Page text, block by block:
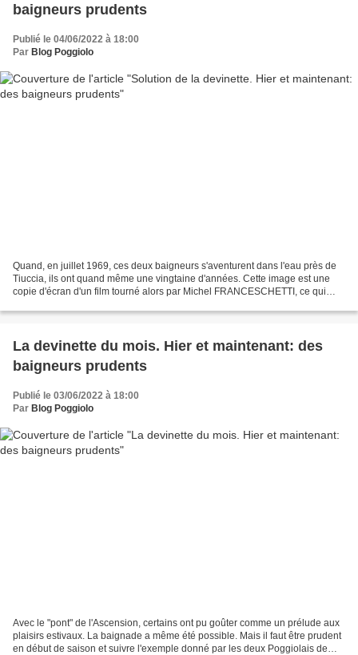
baigneurs prudents
Publié le 04/06/2022 à 18:00
Par Blog Poggiolo
Quand, en juillet 1969, ces deux baigneurs s'aventurent dans l'eau près de
Tiuccia, ils ont quand même une vingtaine d'années. Cette image est une
copie d'écran d'un film tourné alors par Michel FRANCESCHETTI, ce qui
La devinette du mois. Hier et maintenant: des
baigneurs prudents
Publié le 03/06/2022 à 18:00
Par Blog Poggiolo
Avec le "pont" de l'Ascension, certains ont pu goûter comme un prélude aux
plaisirs estivaux. La baignade a même été possible. Mais il faut être prudent
en début de saison et suivre l'exemple donné par les deux Poggiolais de